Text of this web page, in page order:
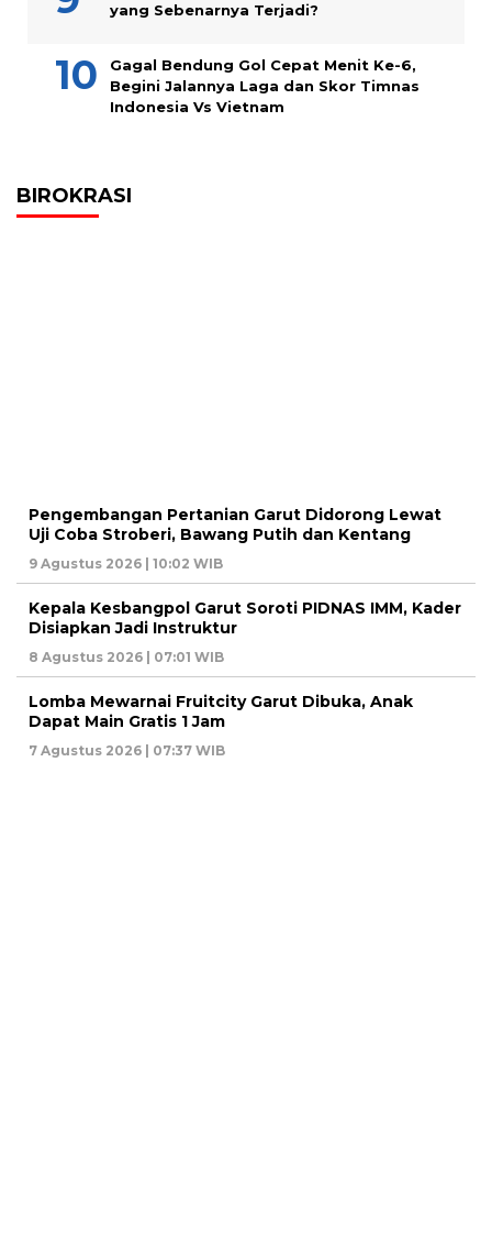
yang Sebenarnya Terjadi?
Gagal Bendung Gol Cepat Menit Ke-6,
Begini Jalannya Laga dan Skor Timnas
Indonesia Vs Vietnam
BIROKRASI
Pengembangan Pertanian Garut Didorong Lewat
Uji Coba Stroberi, Bawang Putih dan Kentang
9 Agustus 2026 | 10:02 WIB
Kepala Kesbangpol Garut Soroti PIDNAS IMM, Kader
Disiapkan Jadi Instruktur
8 Agustus 2026 | 07:01 WIB
Lomba Mewarnai Fruitcity Garut Dibuka, Anak
Dapat Main Gratis 1 Jam
7 Agustus 2026 | 07:37 WIB